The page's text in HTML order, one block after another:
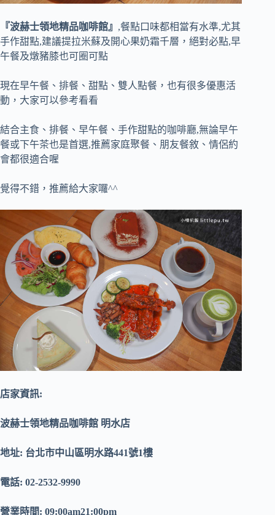
『波赫士領地精品咖啡館』 ,餐點口味都相當有水準,尤其
手作甜點,建議提拉米蘇及開心果奶霜千層，絕對必點,早
午餐及燉豬膝也可圈可點
現在早午餐、排餐、甜點、雙人點餐，也有很多優惠活
動，大家可以參考看看
結合主食、排餐、早午餐、手作甜點的咖啡廳,無論早午
餐或下午茶也是首選,推薦家庭聚餐、朋友餐敘、情侶約
會都很適合喔
覺得不錯，推薦給大家囉^^
店家資訊:
波赫士領地精品咖啡館 明水店
地址: 台北市中山區明水路441號1樓
電話: 02-2532-9990
營業時間: 09:00am21:00pm